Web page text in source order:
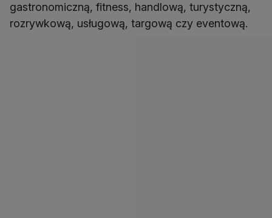
gastronomiczną, fitness, handlową, turystyczną,
rozrywkową, usługową, targową czy eventową.